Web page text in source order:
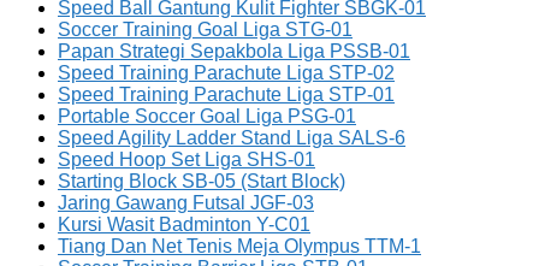
Speed Ball Gantung Kulit Fighter SBGK-01
Soccer Training Goal Liga STG-01
Papan Strategi Sepakbola Liga PSSB-01
Speed Training Parachute Liga STP-02
Speed Training Parachute Liga STP-01
Portable Soccer Goal Liga PSG-01
Speed Agility Ladder Stand Liga SALS-6
Speed Hoop Set Liga SHS-01
Starting Block SB-05 (Start Block)
Jaring Gawang Futsal JGF-03
Kursi Wasit Badminton Y-C01
Tiang Dan Net Tenis Meja Olympus TTM-1